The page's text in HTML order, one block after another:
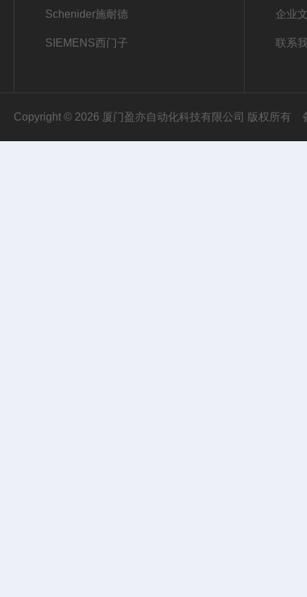
Schenider施耐德
SIEMENS西门子
企业
联系
Copyright © 2026 厦门盈亦自动化科技有限公司 版权所有